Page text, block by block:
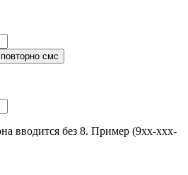
вводится без 8. Пример (9хх-ххх-